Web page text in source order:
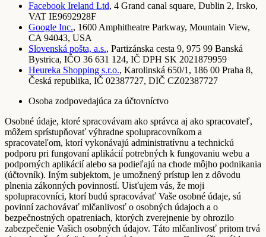
Facebook Ireland Ltd, 4 Grand canal square, Dublin 2, Irsko,
VAT IE9692928F
Google Inc., 1600 Amphitheatre Parkway, Mountain View,
CA 94043, USA
Slovenská pošta, a.s., Partizánska cesta 9, 975 99 Banská
Bystrica, IČO 36 631 124, IČ DPH SK 2021879959
Heureka Shopping s.r.o., Karolinská 650/1, 186 00 Praha 8,
Česká republika, IČ 02387727, DIČ CZ02387727
Osoba zodpovedajúca za účtovníctvo
Osobné údaje, ktoré spracovávam ako správca aj ako spracovateľ,
môžem sprístupňovať výhradne spolupracovníkom a
spracovateľom, ktorí vykonávajú administratívnu a technickú
podporu pri fungovaní aplikácií potrebných k fungovaniu webu a
podporných aplikácií alebo sa podieľajú na chode môjho podnikania
(účtovník). Iným subjektom, je umožnený prístup len z dôvodu
plnenia zákonných povinností. Uisťujem vás, že moji
spolupracovníci, ktorí budú spracovávať Vaše osobné údaje, sú
povinní zachovávať mlčanlivosť o osobných údajoch a o
bezpečnostných opatreniach, ktorých zverejnenie by ohrozilo
zabezpečenie Vašich osobných údajov. Táto mlčanlivosť pritom trvá